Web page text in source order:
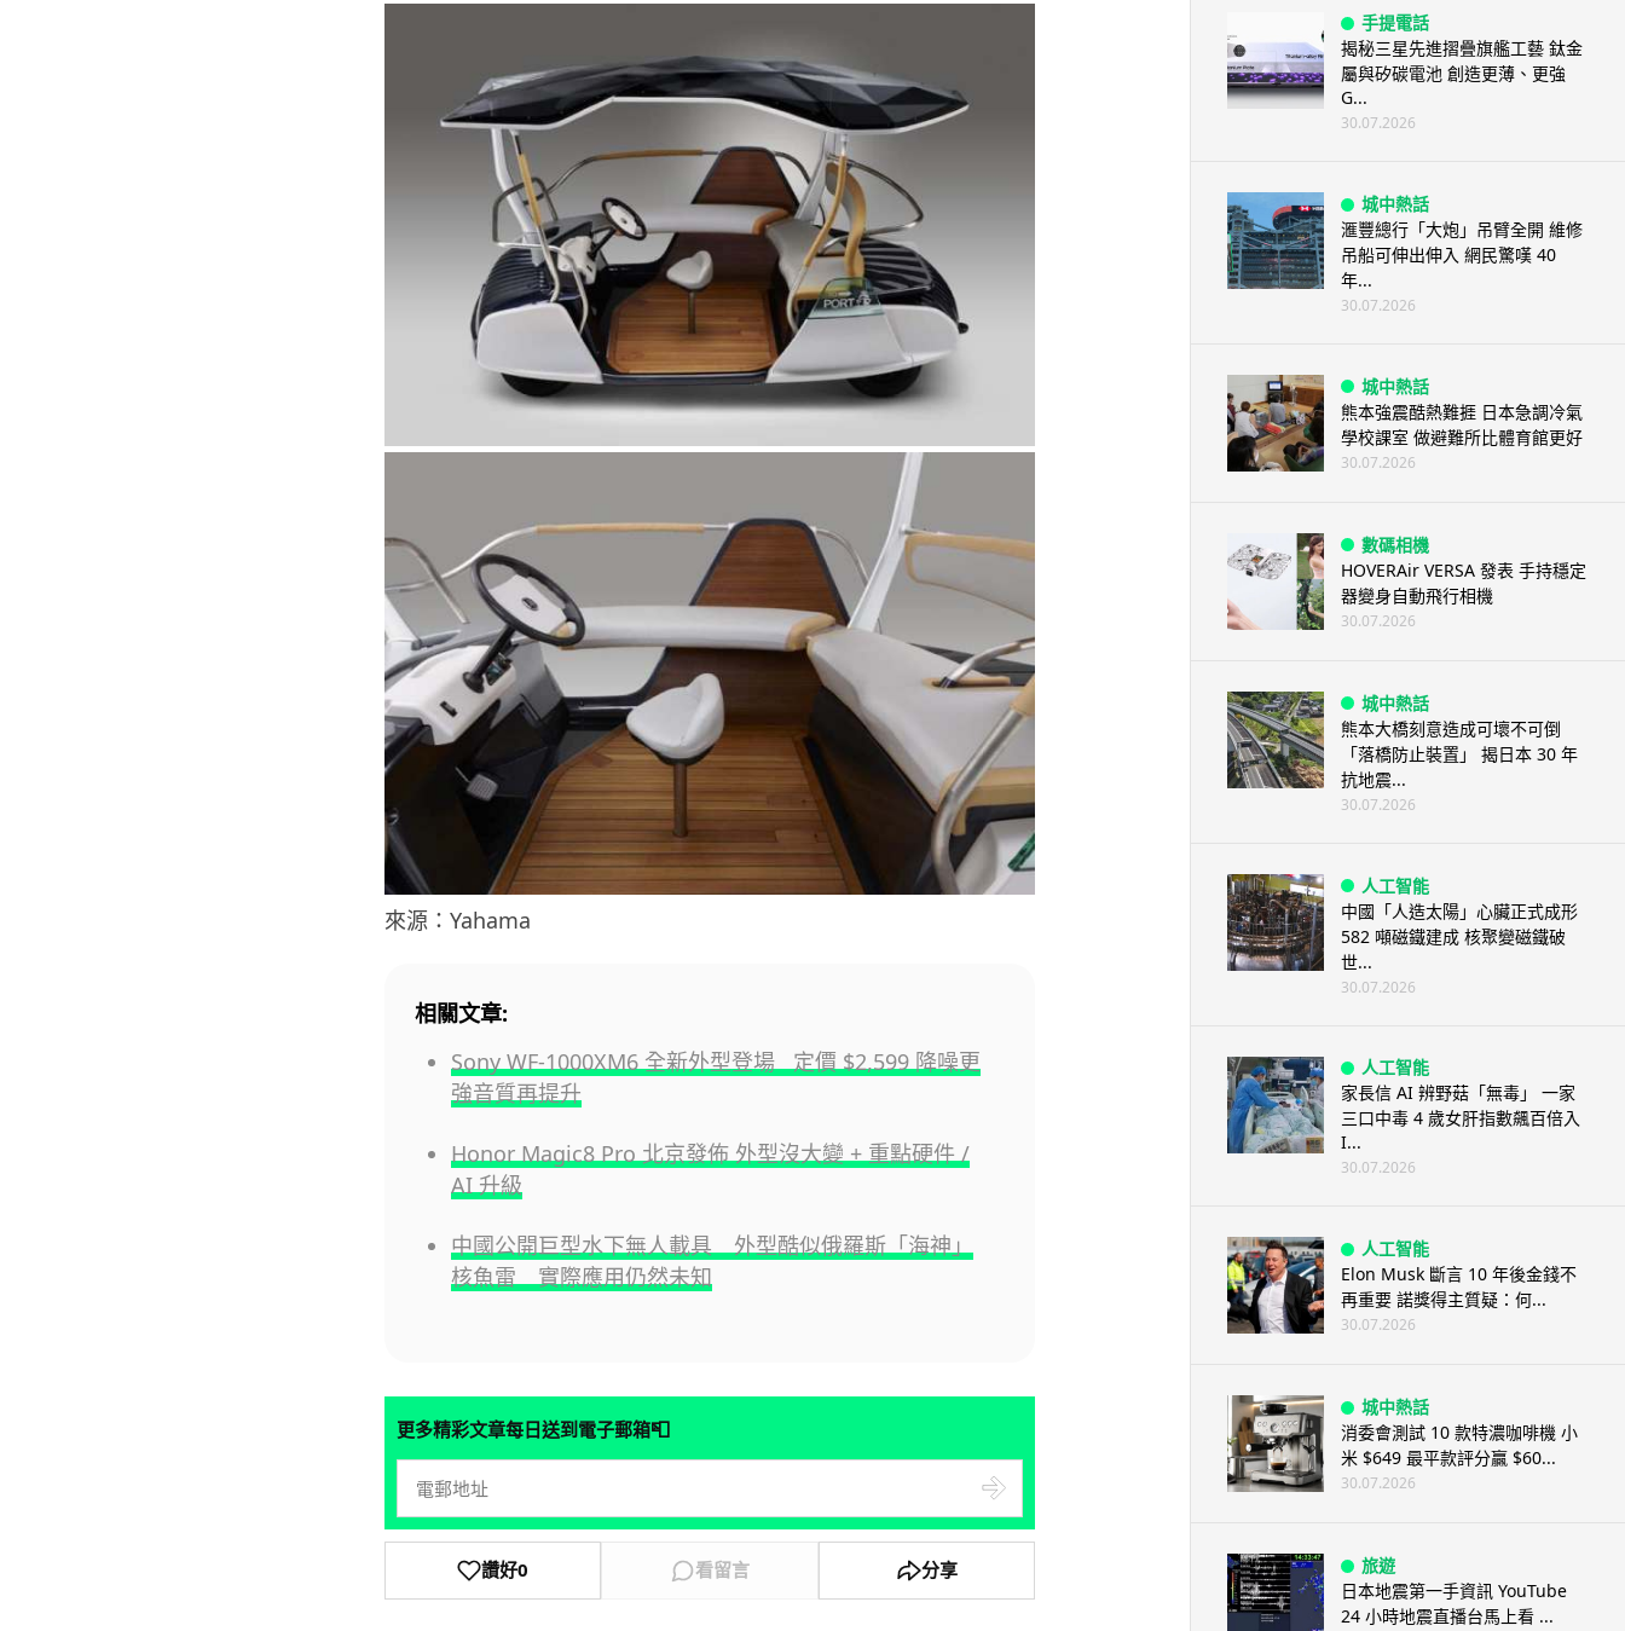
來源：Yahama
相關文章:
Sony WF-1000XM6 全新外型登場 定價 $2,599 降噪更
強音質再提升
Honor Magic8 Pro 北京發佈 外型沒大變 + 重點硬件 /
AI 升級
中國公開巨型水下無人載具 外型酷似俄羅斯「海神」
核魚雷 實際應用仍然未知
更多精彩文章每日送到電子郵箱📮
讚好0 看留言 分享
手提電話
揭秘三星先進摺疊旗艦工藝 鈦金
屬與矽碳電池 創造更薄、更強
G...
30.07.2026
城中熱話
滙豐總行「大炮」吊臂全開 維修
吊船可伸出伸入 網民驚嘆 40
年...
30.07.2026
城中熱話
熊本強震酷熱難捱 日本急調冷氣
學校課室 做避難所比體育館更好
30.07.2026
數碼相機
HOVERAir VERSA 發表 手持穩定
器變身自動飛行相機
30.07.2026
城中熱話
熊本大橋刻意造成可壞不可倒
「落橋防止裝置」 揭日本 30 年
抗地震...
30.07.2026
人工智能
中國「人造太陽」心臟正式成形
582 噸磁鐵建成 核聚變磁鐵破
世...
30.07.2026
人工智能
家長信 AI 辨野菇「無毒」 一家
三口中毒 4 歲女肝指數飆百倍入
I...
30.07.2026
人工智能
Elon Musk 斷言 10 年後金錢不
再重要 諾獎得主質疑：何...
30.07.2026
城中熱話
消委會測試 10 款特濃咖啡機 小
米 $649 最平款評分贏 $60...
30.07.2026
旅遊
日本地震第一手資訊 YouTube
24 小時地震直播台馬上看 ...